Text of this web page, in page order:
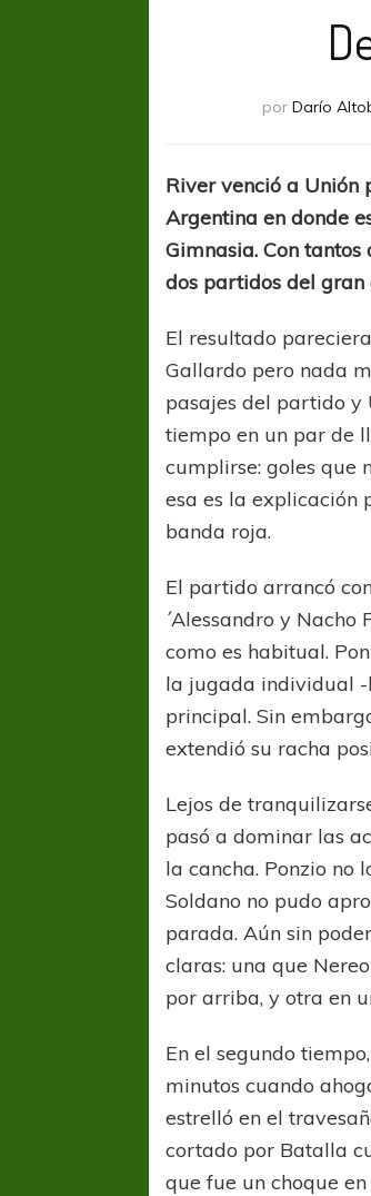
por Darío
River venció a Unión
Argentina en donde
Gimnasia. Con
dos partidos del gran
El resultado
Gallardo pero nada
pasajes del partido y
tiempo en un par de
cumplirse: goles que
esa es la explicación
banda roja.
El partido arrancó
´Alessandro y
como es habitual.
la jugada individual
principal. Sin
extendió su racha
Lejos de
pasó a dominar las
la cancha. Ponzio no
Soldano no pudo
parada. Aún sin
claras: una que
por arriba, y otra en
En el segundo
minutos cuando
estrelló en el
cortado por Batalla
que fue un choque